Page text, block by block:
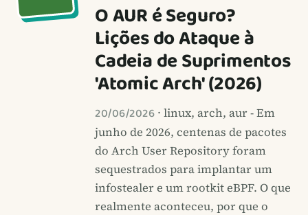
O AUR é Seguro?
Lições do Ataque à
Cadeia de Suprimentos
'Atomic Arch' (2026)
20/06/2026 · linux, arch, aur - Em
junho de 2026, centenas de pacotes
do Arch User Repository foram
sequestrados para implantar um
infostealer e um rootkit eBPF. O que
realmente aconteceu, por que o